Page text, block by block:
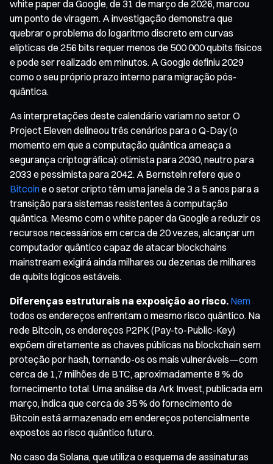
white paper da Google, de 31 de março de 2026, marcou
um ponto de viragem. A investigação demonstra que
quebrar o problema do logaritmo discreto em curvas
elípticas de 256 bits requer menos de 500 000 qubits físicos
e pode ser realizado em minutos. A Google definiu 2029
como o seu próprio prazo interno para migração pós-
quântica.
As interpretações deste calendário variam no setor. O
Project Eleven delineou três cenários para o Q-Day (o
momento em que a computação quântica ameaça a
segurança criptográfica): otimista para 2030, neutro para
2033 e pessimista para 2042. A Bernstein refere que o
Bitcoine o setor cripto têm uma janela de 3 a 5 anos para a
transição para sistemas resistentes à computação
quântica. Mesmo com o white paper da Google a reduzir os
recursos necessários em cerca de 20 vezes, alcançar um
computador quântico capaz de atacar blockchains
mainstream exigirá ainda milhares ou dezenas de milhares
de qubits lógicos estáveis.
Diferenças estruturais na exposição ao risco. Nem
todos os endereços enfrentam o mesmo risco quântico. Na
rede Bitcoin, os endereços P2PK (Pay-to-Public-Key)
expõem diretamente as chaves públicas na blockchain sem
proteção por hash, tornando-os os mais vulneráveis—com
cerca de 1,7 milhões de BTC, aproximadamente 8 % do
fornecimento total. Uma análise da Ark Invest, publicada em
março, indica que cerca de 35 % do fornecimento de
Bitcoin está armazenado em endereços potencialmente
expostos ao risco quântico futuro.
No caso da Solana, que utiliza o esquema de assinaturas